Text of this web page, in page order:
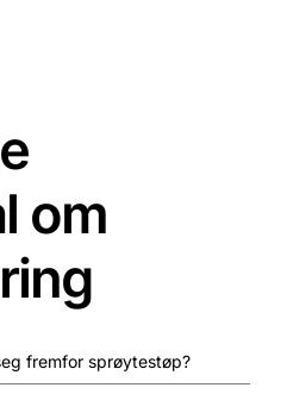
om
fremfor sprøytestøp?